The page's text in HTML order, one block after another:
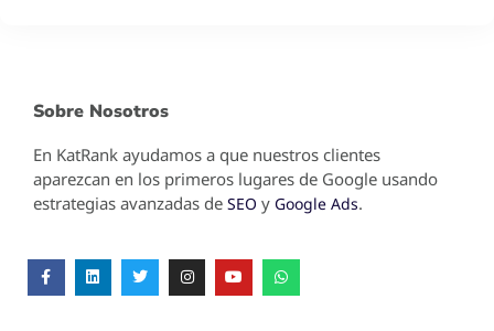
Sobre Nosotros
En KatRank ayudamos a que nuestros clientes
aparezcan en los primeros lugares de Google usando
estrategias avanzadas de SEO y Google Ads.